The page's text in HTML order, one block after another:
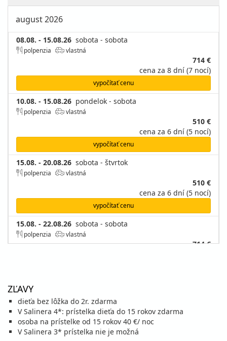
august 2026
08.08. - 15.08.26 sobota - sobota
polpenzia vlastná
714 €
cena za 8 dní (7 nocí)
vypočítať cenu
10.08. - 15.08.26 pondelok - sobota
polpenzia vlastná
510 €
cena za 6 dní (5 nocí)
vypočítať cenu
15.08. - 20.08.26 sobota - štvrtok
polpenzia vlastná
510 €
cena za 6 dní (5 nocí)
vypočítať cenu
15.08. - 22.08.26 sobota - sobota
polpenzia vlastná
714 €
20.08. - 25.08.26
cena za 6 dní (5 nocí)
vypočítať cenu
ZĽAVY
dieťa bez lôžka do 2r. zdarma
V Salinera 4*: prístelka dieťa do 15 rokov zdarma
osoba na prístelke od 15 rokov 40 €/ noc
V Salinera 3* prístelka nie je možná